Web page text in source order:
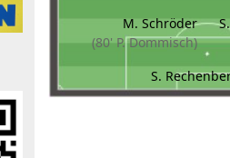
M. Schröder
(80' P. Dommisch)
S.